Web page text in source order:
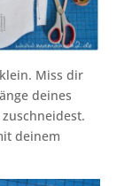
Miss dir
deines
deinem